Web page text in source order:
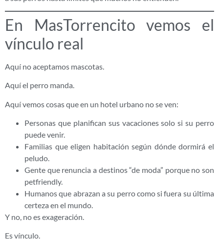
En MasTorrencito vemos el
vínculo real
Aquí no aceptamos mascotas.
Aquí el perro manda.
Aquí vemos cosas que en un hotel urbano no se ven:
Personas que planifican sus vacaciones solo si su perro
puede venir.
Familias que eligen habitación según dónde dormirá el
peludo.
Gente que renuncia a destinos “de moda” porque no son
petfriendly.
Humanos que abrazan a su perro como si fuera su última
certeza en el mundo.
Y no, no es exageración.
Es vínculo.